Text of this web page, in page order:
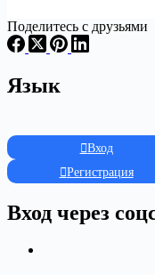
Поделитесь с друзьями
Язык
Вход
Регистрация
Вход через